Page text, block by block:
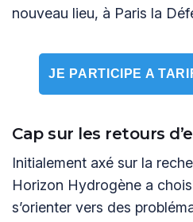
nouveau lieu, à Paris la
JE PARTICIPE A
Cap sur les retours
Initialement axé sur la
Horizon Hydrogène a
s’orienter vers des